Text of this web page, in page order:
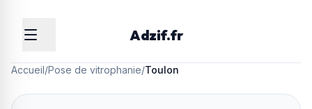
Adzif.fr
Accueil/Pose de vitrophanie/Toulon